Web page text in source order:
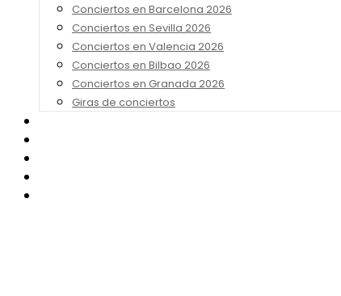
Conciertos en Barcelona 2026
Conciertos en Sevilla 2026
Conciertos en Valencia 2026
Conciertos en Bilbao 2026
Conciertos en Granada 2026
Giras de conciertos